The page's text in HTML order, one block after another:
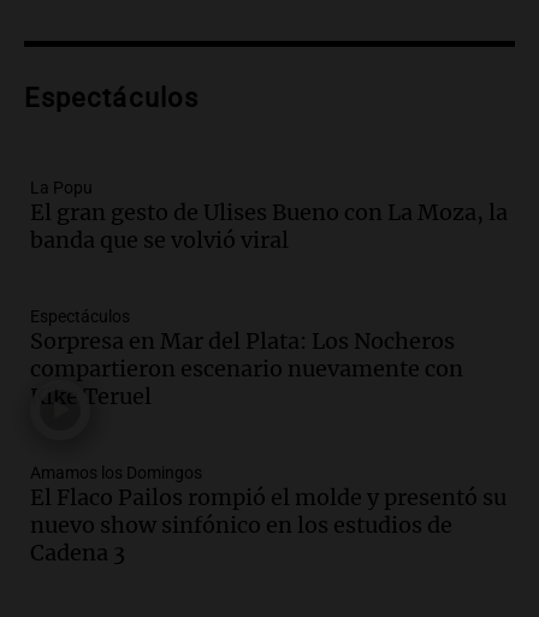
Episodios
investigación internacional sobre asma
Episodios
Audio.Suspenden descuento en SUBE y
aumentan tarifas del SUBTE en Buenos
Episodios
Audio.Kicillof critica la desregulación
financiera y el aumento de la morosidad
Episodios
Audio.La UNT evalúa apelación ante la
Corte Suprema tras fallo que aparta a
Pagani como rector
Espectáculos
La Popu
El gran gesto de Ulises Bueno con La Moza, la
banda que se volvió viral
Espectáculos
Sorpresa en Mar del Plata: Los Nocheros
compartieron escenario nuevamente con
Kike Teruel
Amamos los Domingos
El Flaco Pailos rompió el molde y presentó su
nuevo show sinfónico en los estudios de
Cadena 3